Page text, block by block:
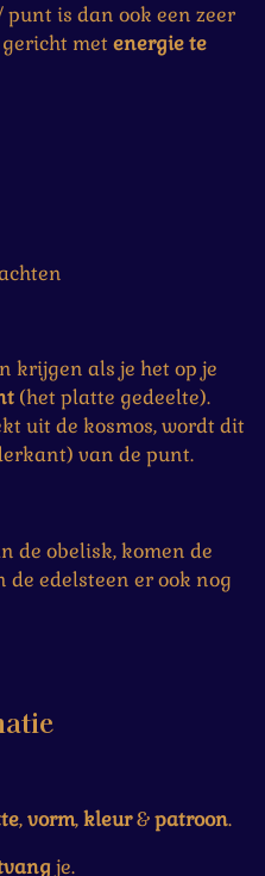
is dan ook een zeer
met energie te
krijgen als je het op je
(het platte gedeelte).
uit de kosmos, wordt dit
van de punt.
de obelisk, komen de
edelsteen er ook nog
,vorm,kleur&patroon.
je.